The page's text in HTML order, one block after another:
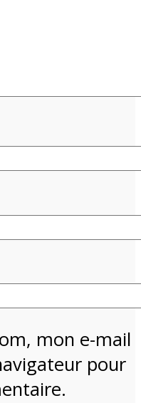
mon e-mail
pour